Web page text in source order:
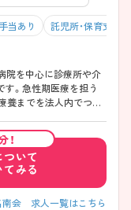
当あり 託児所・保育支援
院を中心に診療所や介
。急性期医療を担う
養までを法人内でつな
、地域医療に長く携わ
にできる、地域密着
／病児保育／学童あり
♪
合わせて働ける
さ」を大切にした
！
いて
みる
南会 求人一覧はこちら